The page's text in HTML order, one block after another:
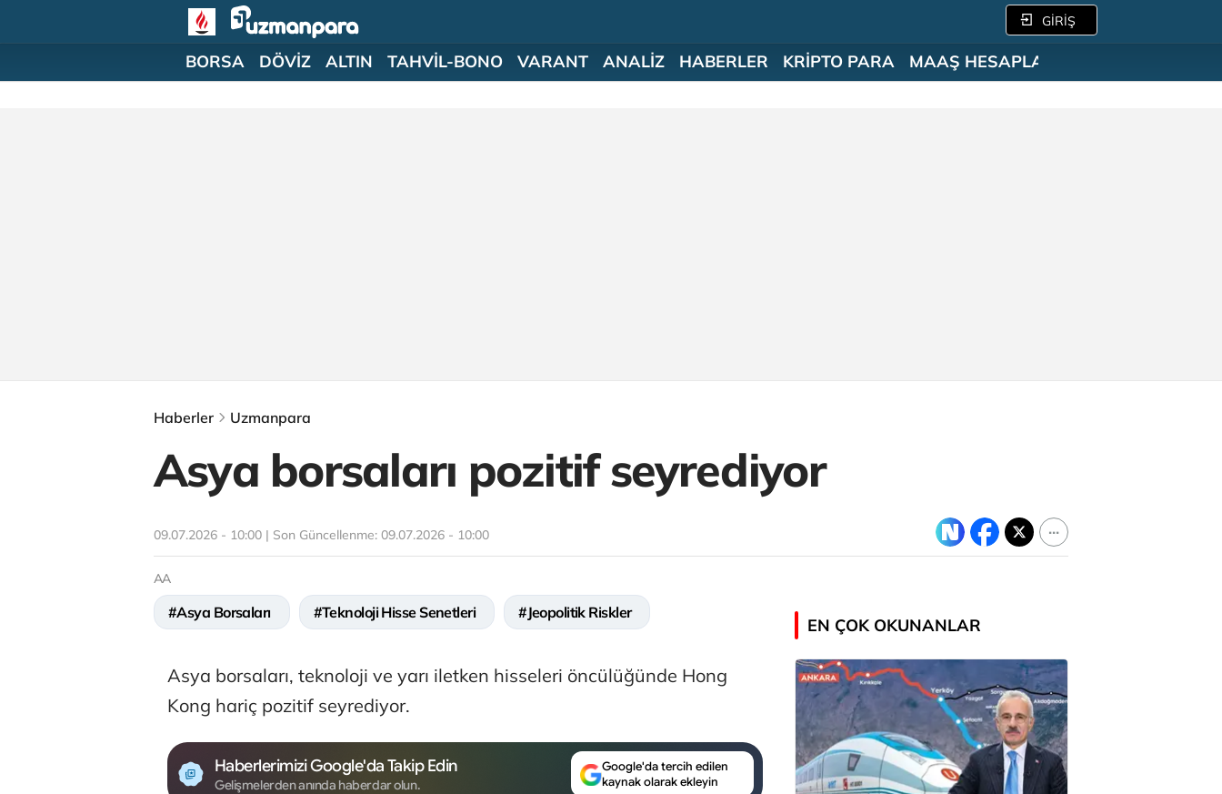
GİRİŞ
BORSA DÖVİZ ALTIN TAHVİL-BONO VARANT ANALİZ HABERLER KRİPTO PARA MAAŞ HESAPLAMA
Haberler Uzmanpara
Asya borsaları pozitif seyrediyor
09.07.2026 - 10:00 | Son Güncellenme: 09.07.2026 - 10:00
AA
#Asya Borsaları #Teknoloji Hisse Senetleri #Jeopolitik Riskler
Asya borsaları, teknoloji ve yarı iletken hisseleri öncülüğünde Hong
Kong hariç pozitif seyrediyor.
Haberlerimizi Google'da Takip Edin
Gelişmelerden anında haberdar olun.
Google'da tercih edilen
kaynak olarak ekleyin
EN ÇOK OKUNANLAR